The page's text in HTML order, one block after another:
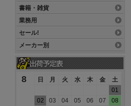
書籍・雑貨
業務用
セール!
メーカー別
8 日 月 火 水 木 金
土
01
02
03 04 05 06 07
08